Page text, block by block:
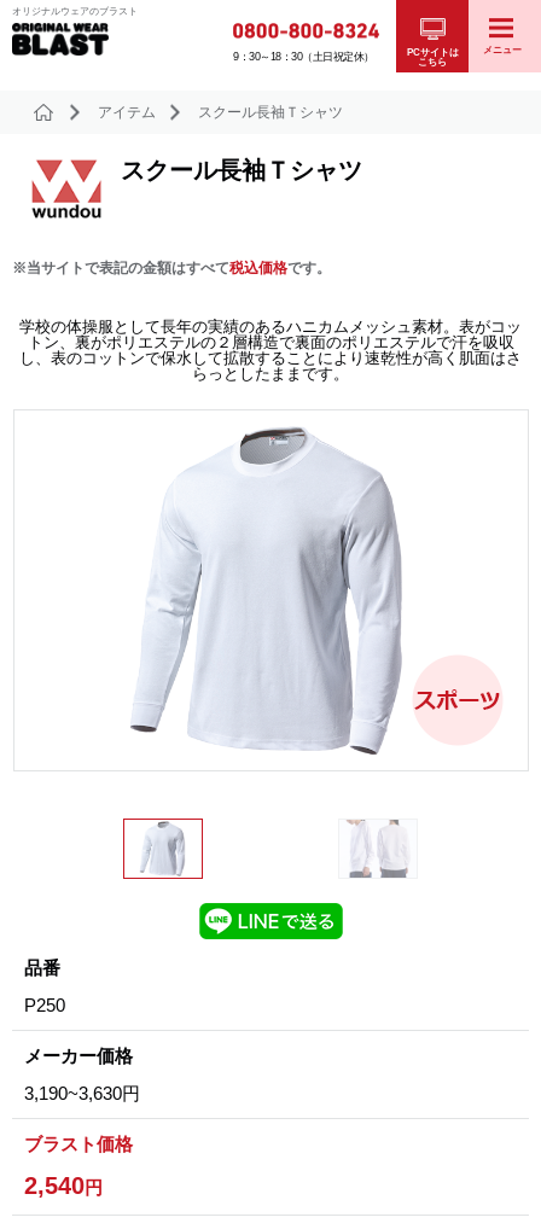
オリジナルウェアのブラスト
9：30～18：30（土日祝定休）
PCサイトは
こちら
メニュー
アイテム スクール長袖Ｔシャツ
スクール長袖Ｔシャツ
※当サイトで表記の金額はすべて税込価格です。
学校の体操服として長年の実績のあるハニカムメッシュ素材。表がコッ
トン、裏がポリエステルの２層構造で裏面のポリエステルで汗を吸収
し、表のコットンで保水して拡散することにより速乾性が高く肌面はさ
らっとしたままです。
品番
P250
メーカー価格
3,190~3,630円
ブラスト価格
2,540円